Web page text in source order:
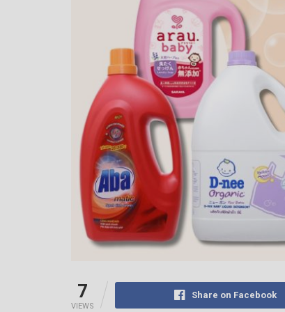
7
VIEWS
Share on Facebook